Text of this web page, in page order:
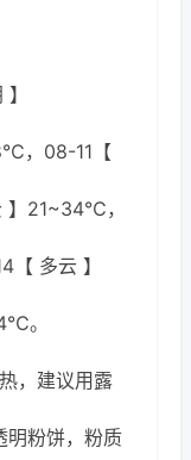
，08-11【
21~34℃，
多云 】
。
，建议用露
明粉饼，粉质